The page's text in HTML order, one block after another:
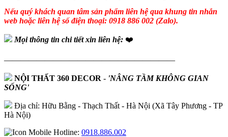
Nếu quý khách quan tâm sản phẩm liên hệ qua khung tin nhắn
web hoặc liên hệ số điện thoại: 0918 886 002 (Zalo).
Mọi thông tin chi tiết xin liên hệ: ❤️
—————————————————————
NỘI THẤT 360 DECOR - 'NÂNG TẦM KHÔNG GIAN
SỐNG'
Địa chỉ: Hữu Bằng - Thạch Thất - Hà Nội (Xã Tây Phương - TP
Hà Nội)
Hotline: 0918.886.002